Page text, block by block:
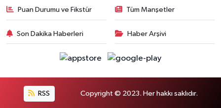
Puan Durumu ve Fikstür Tüm Manşetler
Son Dakika Haberleri Haber Arşivi
RSS Copyright © 2023. Her hakkı saklıdır.